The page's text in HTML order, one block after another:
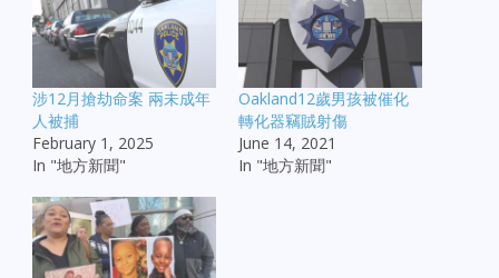
涉12月搶劫命案 兩未成年
人被捕
February 1, 2025
In "地方新聞"
Oakland12歲男孩被催化
轉化器竊賊射傷
June 14, 2021
In "地方新聞"